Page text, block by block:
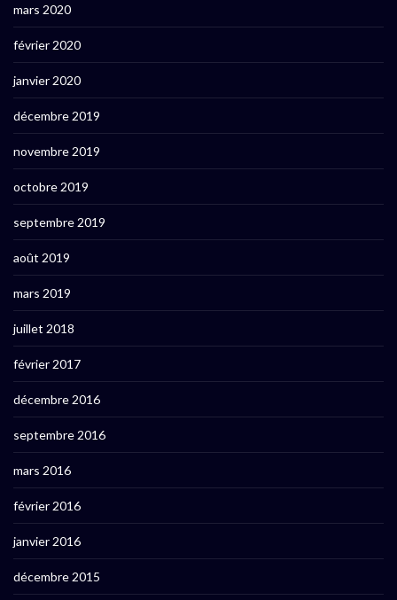
mars 2020
février 2020
janvier 2020
décembre 2019
novembre 2019
octobre 2019
septembre 2019
août 2019
mars 2019
juillet 2018
février 2017
décembre 2016
septembre 2016
mars 2016
février 2016
janvier 2016
décembre 2015